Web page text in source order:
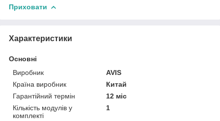
Приховати
Характеристики
Основні
Виробник
AVIS
Країна виробник
Китай
Гарантійний термін
12 міс
Кількість модулів у
комплекті
1